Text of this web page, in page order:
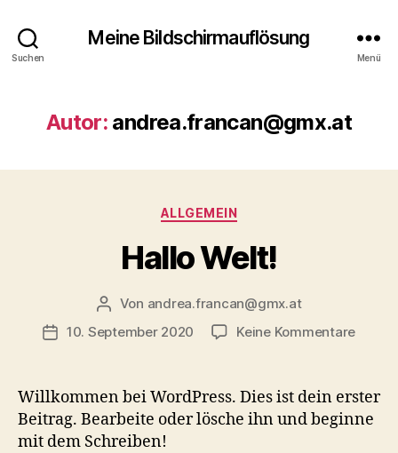
Suchen
Meine Bildschirmauflösung
Menü
Autor: andrea.francan@gmx.at
Kategorien
ALLGEMEIN
Hallo Welt!
Beitragsautor
Von andrea.francan@gmx.at
Beitragsdatum
10. September 2020 Keine Kommentarezu
Willkommen bei WordPress. Dies ist dein erster
Beitrag. Bearbeite oder lösche ihn und beginne
mit dem Schreiben!